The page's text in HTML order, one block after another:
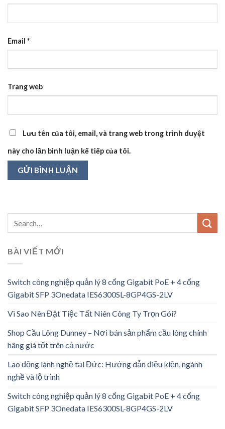
Email *
Trang web
Lưu tên của tôi, email, và trang web trong trình duyệt
này cho lần bình luận kế tiếp của tôi.
BÀI VIẾT MỚI
Switch công nghiệp quản lý 8 cổng Gigabit PoE + 4 cổng
Gigabit SFP 3Onedata IES6300SL-8GP4GS-2LV
Vì Sao Nên Đặt Tiệc Tất Niên Công Ty Trọn Gói?
Shop Cầu Lông Dunney – Nơi bán sản phẩm cầu lông chính
hãng giá tốt trên cả nước
Lao động lành nghề tại Đức: Hướng dẫn điều kiện, ngành
nghề và lộ trình
Switch công nghiệp quản lý 8 cổng Gigabit PoE + 4 cổng
Gigabit SFP 3Onedata IES6300SL-8GP4GS-2LV